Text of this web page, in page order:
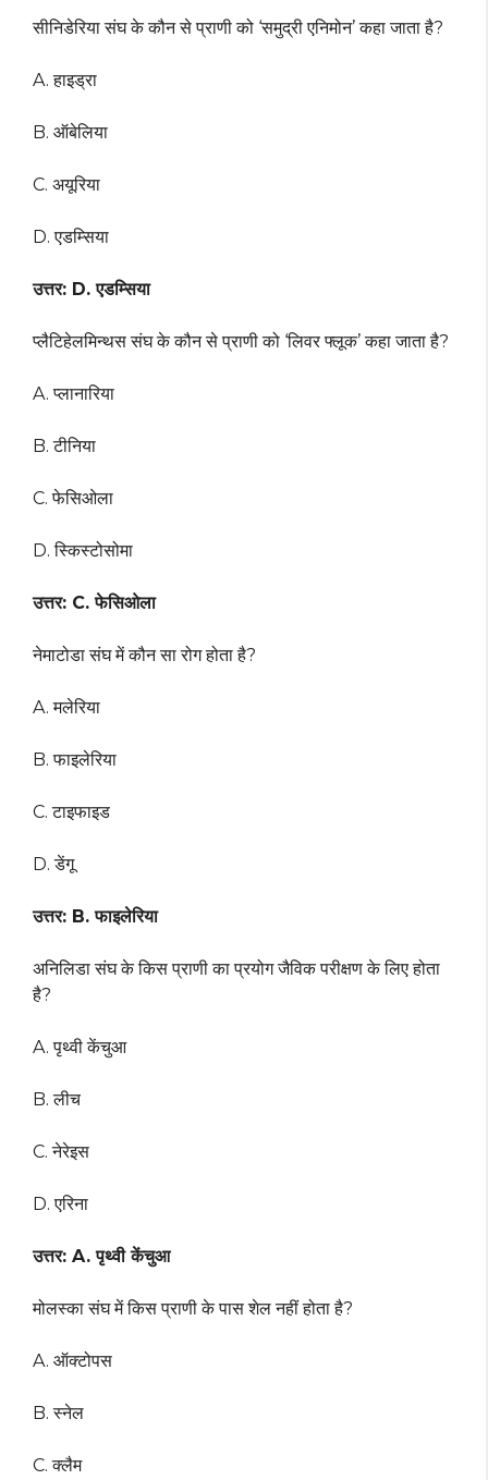
सीनिडेरिया संघ के कौन से प्राणी को ‘समुद्री एनिमोन’ कहा जाता है?
A. हाइड्रा
B. ऑबेलिया
C. अयूरिया
D. एडम्सिया
उत्तर: D. एडम्सिया
प्लैटिहेलमिन्थस संघ के कौन से प्राणी को ‘लिवर फ्लूक’ कहा जाता है?
A. प्लानारिया
B. टीनिया
C. फेसिओला
D. स्किस्टोसोमा
उत्तर: C. फेसिओला
नेमाटोडा संघ में कौन सा रोग होता है?
A. मलेरिया
B. फाइलेरिया
C. टाइफाइड
D. डेंगू
उत्तर: B. फाइलेरिया
अनिलिडा संघ के किस प्राणी का प्रयोग जैविक परीक्षण के लिए होता
है?
A. पृथ्वी केंचुआ
B. लीच
C. नेरेइस
D. एरिना
उत्तर: A. पृथ्वी केंचुआ
मोलस्का संघ में किस प्राणी के पास शेल नहीं होता है?
A. ऑक्टोपस
B. स्नेल
C. क्लैम